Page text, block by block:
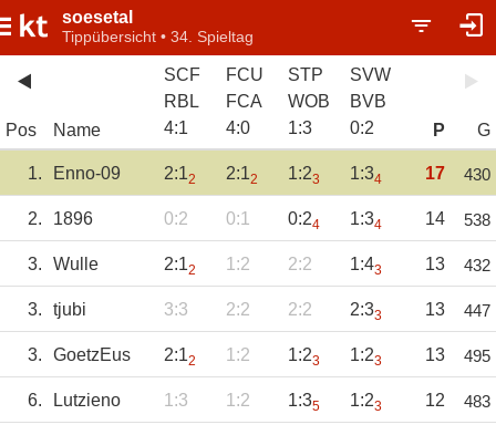
soesetal
Tippübersicht • 34. Spieltag
Pos Name
SCF
RBL
4:1
FCU
FCA
4:0
STP
WOB
1:3
SVW
BVB
0:2 P G
1. Enno-09 2:12 2:12 1:23 1:34 17 430
2. 1896 0:2 0:1 0:24 1:34 14 538
3. Wulle 2:12 1:2 2:2 1:43 13 432
3. tjubi 3:3 2:2 2:2 2:33 13 447
3. GoetzEus 2:12 1:2 1:23 1:23 13 495
6. Lutzieno 1:3 1:2 1:35 1:23 12 483